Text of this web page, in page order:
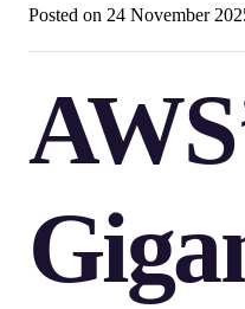
Posted on 24 November